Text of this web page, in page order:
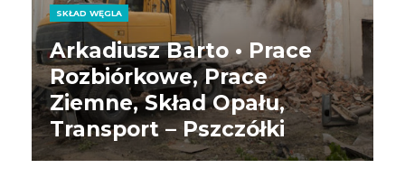
SKŁAD WĘGLA
Arkadiusz Barto • Prace
Rozbiórkowe, Prace
Ziemne, Skład Opału,
Transport – Pszczółki